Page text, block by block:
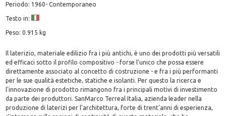
Periodo: 1960- Contemporaneo
Testo in:
Peso: 0.915 kg
Il laterizio, materiale edilizio fra i più antichi, è uno dei prodotti più versatili
ed efficaci sotto il profilo compositivo - forse l'unico che possa essere
direttamente associato al concetto di costruzione - e fra i più performanti
per le sue qualità estetiche, statiche e isolanti. Per questo la ricerca e
l'innovazione di prodotto rimangono fra i principali motivi di investimento
da parte dei produttori. SanMarco Terreal Italia, azienda leader nella
produzione di laterizi per l'architettura, forte di trent'anni di esperienza,